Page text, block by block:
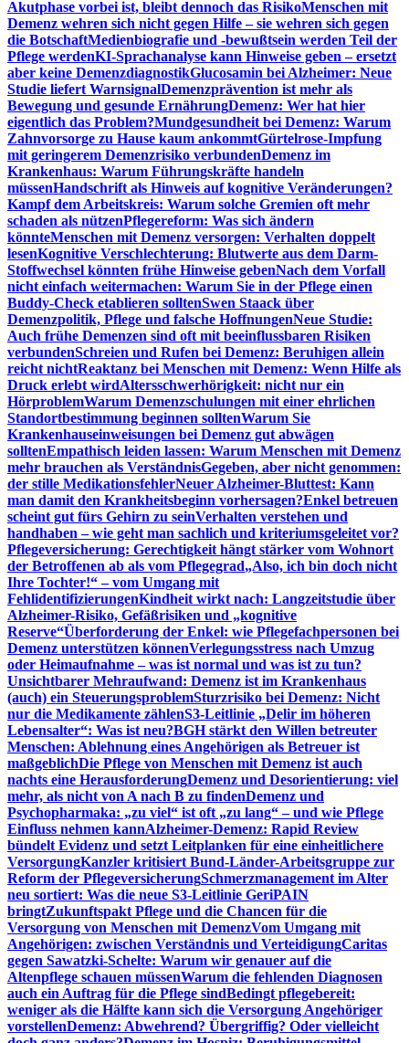
Akutphase vorbei ist, bleibt dennoch das RisikoMenschen mit
Demenz wehren sich nicht gegen Hilfe – sie wehren sich gegen
die BotschaftMedienbiografie und -bewußtsein werden Teil der
Pflege werdenKI-Sprachanalyse kann Hinweise geben – ersetzt
aber keine DemenzdiagnostikGlucosamin bei Alzheimer: Neue
Studie liefert WarnsignalDemenzprävention ist mehr als
Bewegung und gesunde ErnährungDemenz: Wer hat hier
eigentlich das Problem?Mundgesundheit bei Demenz: Warum
Zahnvorsorge zu Hause kaum ankommtGürtelrose-Impfung
mit geringerem Demenzrisiko verbundenDemenz im
Krankenhaus: Warum Führungskräfte handeln
müssenHandschrift als Hinweis auf kognitive Veränderungen?
Kampf dem Arbeitskreis: Warum solche Gremien oft mehr
schaden als nützenPflegereform: Was sich ändern
könnteMenschen mit Demenz versorgen: Verhalten doppelt
lesenKognitive Verschlechterung: Blutwerte aus dem Darm-
Stoffwechsel könnten frühe Hinweise gebenNach dem Vorfall
nicht einfach weitermachen: Warum Sie in der Pflege einen
Buddy-Check etablieren solltenSwen Staack über
Demenzpolitik, Pflege und falsche HoffnungenNeue Studie:
Auch frühe Demenzen sind oft mit beeinflussbaren Risiken
verbundenSchreien und Rufen bei Demenz: Beruhigen allein
reicht nichtReaktanz bei Menschen mit Demenz: Wenn Hilfe als
Druck erlebt wirdAltersschwerhörigkeit: nicht nur ein
HörproblemWarum Demenzschulungen mit einer ehrlichen
Standortbestimmung beginnen solltenWarum Sie
Krankenhauseinweisungen bei Demenz gut abwägen
solltenEmpathisch leiden lassen: Warum Menschen mit Demenz
mehr brauchen als VerständnisGegeben, aber nicht genommen:
der stille MedikationsfehlerNeuer Alzheimer-Bluttest: Kann
man damit den Krankheitsbeginn vorhersagen?Enkel betreuen
scheint gut fürs Gehirn zu seinVerhalten verstehen und
handhaben – wie geht man sachlich und kriteriumsgeleitet vor?
Pflegeversicherung: Gerechtigkeit hängt stärker vom Wohnort
der Betroffenen ab als vom Pflegegrad„Also, ich bin doch nicht
Ihre Tochter!“ – vom Umgang mit
FehlidentifizierungenKindheit wirkt nach: Langzeitstudie über
Alzheimer-Risiko, Gefäßrisiken und „kognitive
Reserve“Überforderung der Enkel: wie Pflegefachpersonen bei
Demenz unterstützen könnenVerlegungsstress nach Umzug
oder Heimaufnahme – was ist normal und was ist zu tun?
Unsichtbarer Mehraufwand: Demenz ist im Krankenhaus
(auch) ein SteuerungsproblemSturzrisiko bei Demenz: Nicht
nur die Medikamente zählenS3-Leitlinie „Delir im höheren
Lebensalter“: Was ist neu?BGH stärkt den Willen betreuter
Menschen: Ablehnung eines Angehörigen als Betreuer ist
maßgeblichDie Pflege von Menschen mit Demenz ist auch
nachts eine HerausforderungDemenz und Desorientierung: viel
mehr, als nicht von A nach B zu findenDemenz und
Psychopharmaka: „zu viel“ ist oft „zu lang“ – und wie Pflege
Einfluss nehmen kannAlzheimer-Demenz: Rapid Review
bündelt Evidenz und setzt Leitplanken für eine einheitlichere
VersorgungKanzler kritisiert Bund-Länder-Arbeitsgruppe zur
Reform der PflegeversicherungSchmerzmanagement im Alter
neu sortiert: Was die neue S3-Leitlinie GeriPAIN
bringtZukunftspakt Pflege und die Chancen für die
Versorgung von Menschen mit DemenzVom Umgang mit
Angehörigen: zwischen Verständnis und VerteidigungCaritas
gegen Sawatzki-Schelte: Warum wir genauer auf die
Altenpflege schauen müssenWarum die fehlenden Diagnosen
auch ein Auftrag für die Pflege sindBedingt pflegebereit:
weniger als die Hälfte kann sich die Versorgung Angehöriger
vorstellenDemenz: Abwehrend? Übergriffig? Oder vielleicht